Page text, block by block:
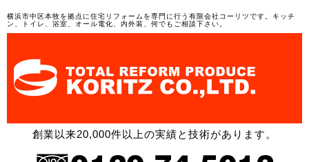
横浜市中区本牧を拠点に住宅リフォームを専門に行う有限会社コーリツです。キッチ
ン、トイレ、浴室、オール電化、内外装、何でもご相談下さい。
創業以来20,000件以上の実績と技術があります。